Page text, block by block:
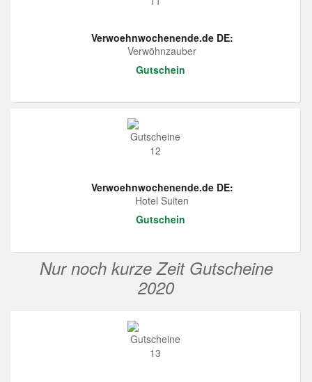
Verwoehnwochenende.de DE:
Verwöhnzauber
Gutschein
Verwoehnwochenende.de DE:
Hotel Suiten
Gutschein
Nur noch kurze Zeit Gutscheine
2020